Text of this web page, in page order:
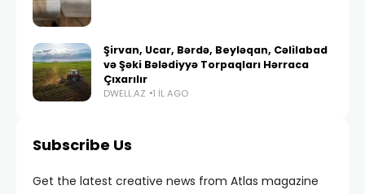
Şirvan, Ucar, Bərdə, Beyləqan, Cəlilabad
və Şəki Bələdiyyə Torpaqları Hərraca
Çıxarılır
DWELL.AZ 1 IL AGO
Subscribe Us
Get the latest creative news from Atlas magazine